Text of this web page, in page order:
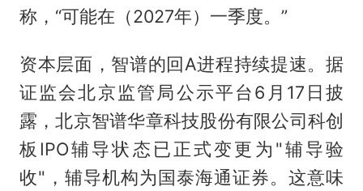
称，“可能在（2027年）一季度。”
资本层面，智谱的回A进程持续提速。据
证监会北京监管局公示平台6月17日披
露，北京智谱华章科技股份有限公司科创
板IPO辅导状态已正式变更为"辅导验
收"，辅导机构为国泰海通证券。这意味